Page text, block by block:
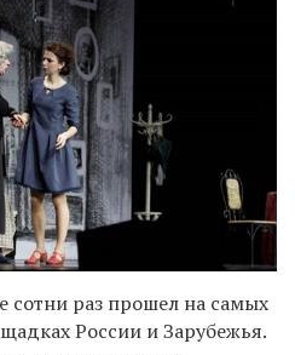
сотни раз прошел на самых
России и Зарубежья.